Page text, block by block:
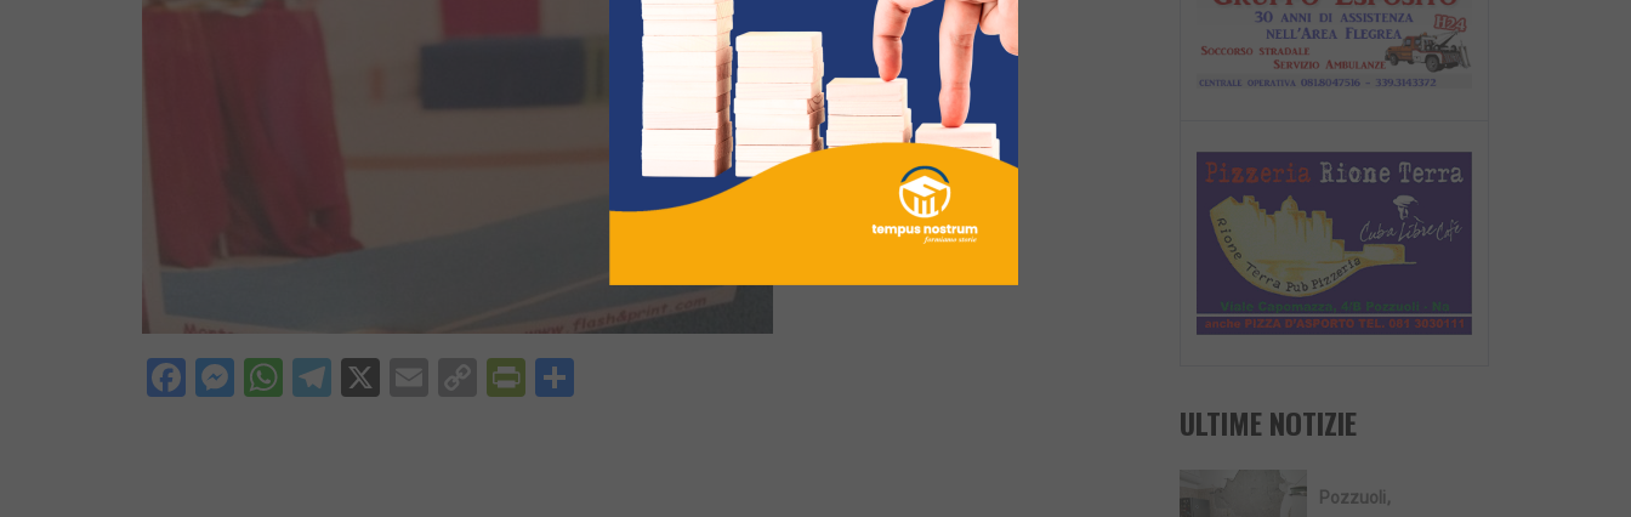
Facebook
Messenger
WhatsApp
Telegram
X EmailCopyPrintFriendly
ULTIME NOTIZIE
Pozzuoli